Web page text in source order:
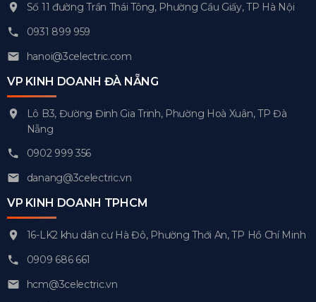
Số 11 đường Trần Thái Tông, Phường Cầu Giấy, TP Hà Nội
0931 899 959
hanoi@3celectric.com
VP KINH DOANH ĐÀ NẴNG
Lô B3, Đường Đinh Gia Trinh, Phường Hoà Xuân, TP Đà
Nẵng
0902 999 356
danang@3celectric.vn
VP KINH DOANH TPHCM
16-LK2 khu dân cư Hà Đô, Phường Thới An, TP Hồ Chí Minh
0909 686 661
hcm@3celectric.vn